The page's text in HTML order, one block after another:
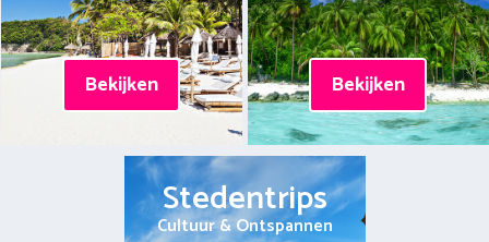
Bekijken Bekijken
Stedentrips
Cultuur & Ontspannen